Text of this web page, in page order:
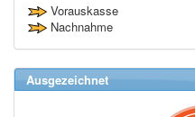
Vorauskasse
Nachnahme
Ausgezeichnet